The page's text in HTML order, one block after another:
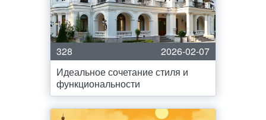
328
2026-02-07
Идеальное сочетание стиля и
функциональности